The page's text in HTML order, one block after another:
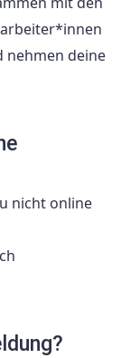
nehmen deine
nicht online